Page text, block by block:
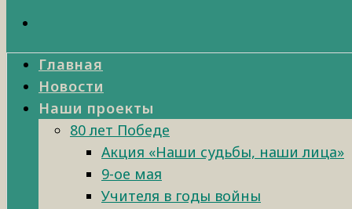
Главная
Новости
Наши проекты
80 лет Победе
Акция «Наши судьбы, наши лица»
9-ое мая
Учителя в годы войны